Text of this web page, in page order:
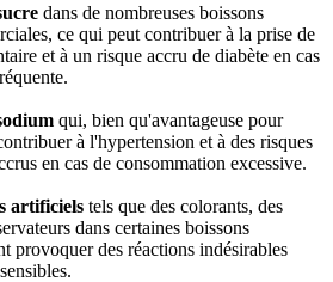
dans de nombreuses boissons
ce qui peut contribuer à la prise de
et à un risque accru de diabète en cas
qui, bien qu'avantageuse pour
à l'hypertension et à des risques
en cas de consommation excessive.
artificiels tels que des colorants, des
dans certaines boissons
provoquer des réactions indésirables